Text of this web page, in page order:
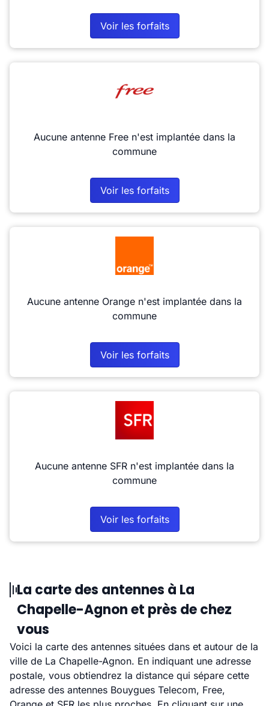
Voir les forfaits
Aucune antenne Free n'est implantée dans la
commune
Voir les forfaits
Aucune antenne Orange n'est implantée dans la
commune
Voir les forfaits
Aucune antenne SFR n'est implantée dans la
commune
Voir les forfaits
La carte des antennes à La
Chapelle-Agnon et près de chez
vous
Voici la carte des antennes situées dans et autour de la
ville de La Chapelle-Agnon. En indiquant une adresse
postale, vous obtiendrez la distance qui sépare cette
adresse des antennes Bouygues Telecom, Free,